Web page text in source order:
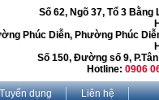
Số 62, Ngõ 37, Tổ 3 Bằng
Phúc Diễn, Phường Phúc
Số 150, Đường số 9,
Hotline: 0906
Tuyển dụng Liên hệ